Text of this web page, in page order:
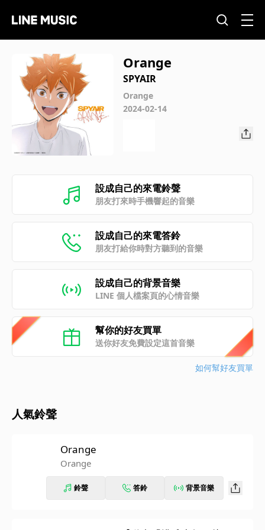
Orange
SPYAIR
Orange
2024-02-14
設成自己的來電鈴聲
朋友打來時手機響起的音樂
設成自己的來電答鈴
朋友打給你時對方聽到的音樂
設成自己的背景音樂
LINE 個人檔案頁的心情音樂
幫你的好友買單
送你好友免費設定這首音樂
如何幫好友買單
人氣鈴聲
Orange
Orange
鈴聲 答鈴 背景音樂